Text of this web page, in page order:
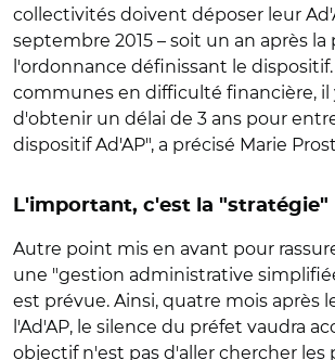
collectivités doivent déposer leur
septembre 2015 – soit un an après
l'ordonnance définissant le
communes en difficulté financière, il
d'obtenir un délai de 3 ans pour
dispositif Ad'AP", a précisé Marie
L'important, c'est la "stratégie"
Autre point mis en avant pour
une "gestion administrative
est prévue. Ainsi, quatre mois après
l'Ad'AP, le silence du préfet vaudra
objectif n'est pas d'aller chercher les